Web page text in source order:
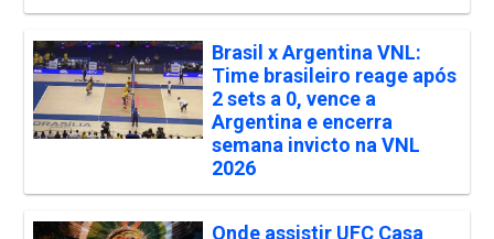
Brasil x Argentina VNL:
Time brasileiro reage após
2 sets a 0, vence a
Argentina e encerra
semana invicto na VNL
2026
Onde assistir UFC Casa